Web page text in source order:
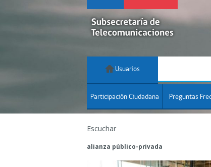
Usuarios
Participación Ciudadana Preguntas
Escuchar
alianza público-privada